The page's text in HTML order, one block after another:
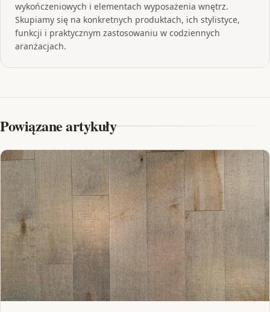
wykończeniowych i elementach wyposażenia wnętrz.
Skupiamy się na konkretnych produktach, ich stylistyce,
funkcji i praktycznym zastosowaniu w codziennych
aranżacjach.
Powiązane artykuły